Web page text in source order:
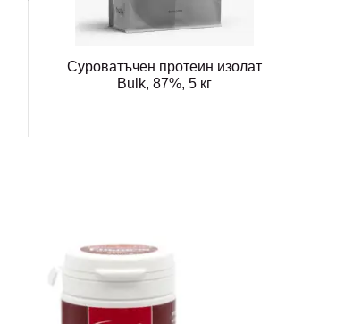
Суроватъчен протеин изолат
Bulk, 87%, 5 кг